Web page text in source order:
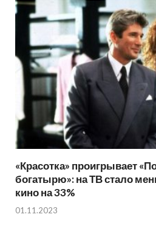
«Красотка» проигрывает
богатырю»: на ТВ стало
кино на 33%
01.11.2023